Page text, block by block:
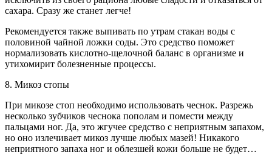
сахара. Сразу же станет легче!
Рекомендуется также выпивать по утрам стакан воды с
половиной чайной ложки соды. Это средство поможет
нормализовать кислотно-щелочной баланс в организме и
утихомирит болезненные процессы.
8. Микоз стопы
При микозе стоп необходимо использовать чеснок. Разрежь
несколько зубчиков чеснока пополам и помести между
пальцами ног. Да, это жгучее средство с неприятным запахом,
но оно излечивает микоз лучше любых мазей! Никакого
неприятного запаха ног и облезшей кожи больше не будет…